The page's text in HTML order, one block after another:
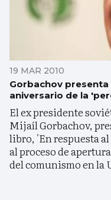
19 MAR 2010
Gorbachov
aniversario de la
El ex presidente
Mijaíl Gorbachov,
libro, 'En respuesta
al proceso de
del comunismo en la